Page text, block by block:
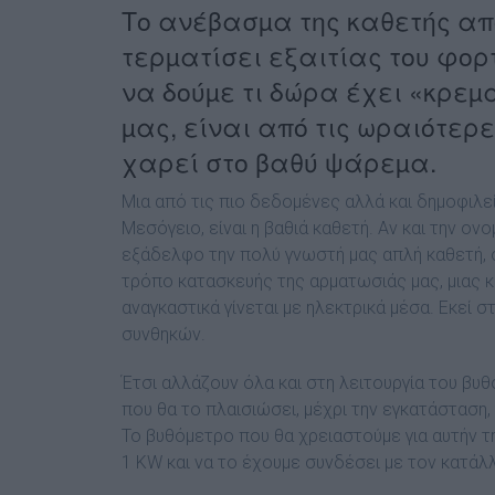
Το ανέβασµα της καθετής
τερµατίσει εξαιτίας του
να δούµε τι δώρα έχει
µας, είναι από τις
χαρεί στο βαθύ ψάρεµα.
Μια από τις πιο δεδοµένες αλλά και
Μεσόγειο, είναι η βαθιά καθετή. Αν και την
εξάδελφο την πολύ γνωστή µας απλή
τρόπο κατασκευής της αρµατωσιάς µας,
αναγκαστικά γίνεται µε ηλεκτρικά µέσα.
συνθηκών.
Έτσι αλλάζουν όλα και στη λειτουργία του
που θα το πλαισιώσει, µέχρι την εγκατάσταση,
Το βυθόµετρο που θα χρειαστούµε για αυτήν
1 ΚW και να το έχουµε συνδέσει µε τον